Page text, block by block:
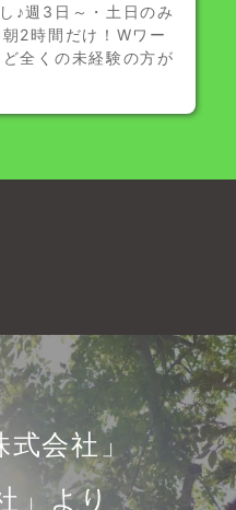
♪週3日～・土日のみ
2時間だけ！Wワー
全くの未経験の方が
会社」
」より